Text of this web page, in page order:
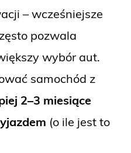
– wcześniejsze
pozwala
wybór aut.
samochód z
2–3 miesiące
(o ile jest to